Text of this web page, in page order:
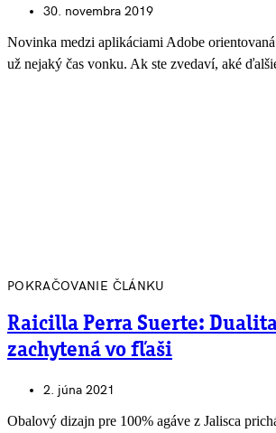
30. novembra 2019
Novinka medzi aplikáciami Adobe
už nejaký čas vonku. Ak ste zvedaví, aké
POKRAČOVANIE ČLÁNKU
Raicilla Perra Suerte:
zachytená vo fľaši
2. júna 2021
Obalový dizajn pre 100% agáve z Jalisca